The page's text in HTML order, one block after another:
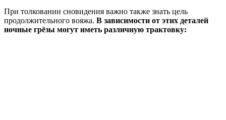
При толковании сновидения важно также знать цель
продолжительного вояжа. В зависимости от этих деталей
ночные грёзы могут иметь различную трактовку: